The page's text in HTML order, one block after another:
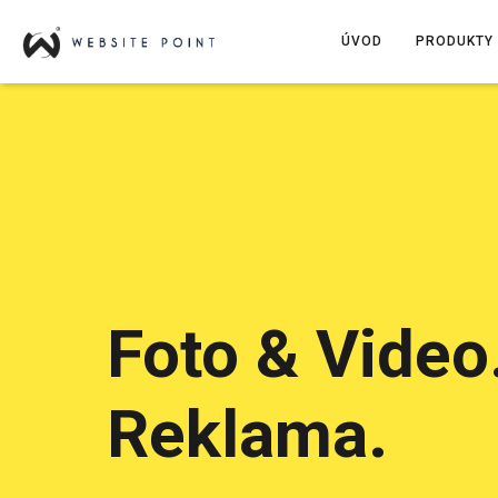
ÚVOD PRODUKTY
Foto &
Reklama.